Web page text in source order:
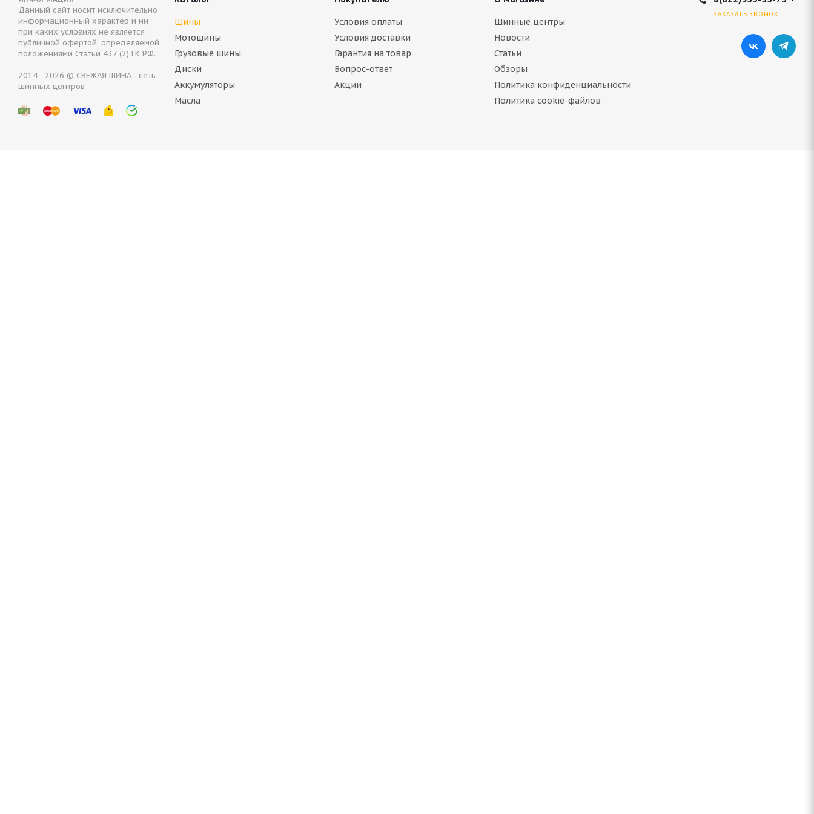
15 361
Данный сайт носит исключительно
информационный характер и ни
при каких условиях не является
публичной офертой, определяемой
положениями Статьи 437 (2) ГК РФ.
2014 - 2026 © СВЕЖАЯ ШИНА - сеть
шинных центров
Шины
Мотошины
Грузовые шины
Диски
Аккумуляторы
Масла
Условия оплаты
Условия доставки
Гарантия на товар
Вопрос-ответ
Акции
Шинные центры
Новости
Статьи
Обзоры
Политика конфиденциальности
Политика cookie-файлов
ЗАКАЗАТЬ ЗВОНОК